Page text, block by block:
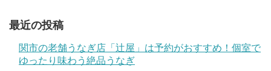
最近の投稿
関市の老舗うなぎ店「辻屋」は予約がおすすめ！個室で
ゆったり味わう絶品うなぎ